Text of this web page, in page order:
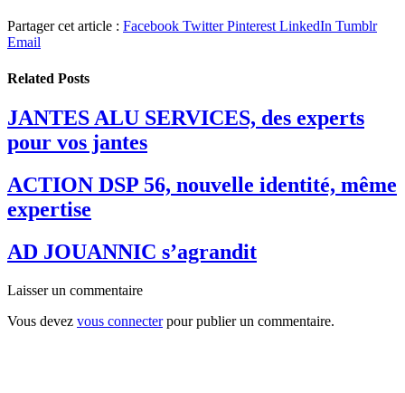
Partager cet article : Facebook Twitter Pinterest LinkedIn Tumblr
Email
Related Posts
JANTES ALU SERVICES, des experts
pour vos jantes
ACTION DSP 56, nouvelle identité, même
expertise
AD JOUANNIC s’agrandit
Laisser un commentaire
Vous devez vous connecterpour publier un commentaire.